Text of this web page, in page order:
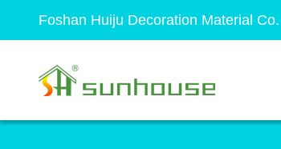
Foshan Huiju Decoration Material